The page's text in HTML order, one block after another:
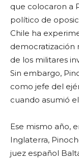
que colocaron a
político de
Chile ha
democratización
de los militares
Sin embargo,
como jefe del
cuando asumió
Ese mismo año,
Inglaterra,
juez español